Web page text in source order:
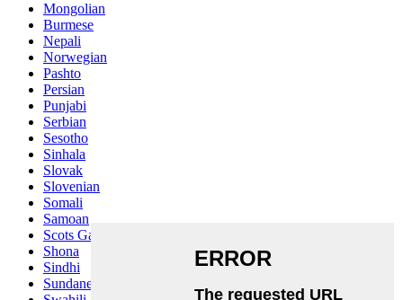
Mongolian
Burmese
Nepali
Norwegian
Pashto
Persian
Punjabi
Serbian
Sesotho
Sinhala
Slovak
Slovenian
Somali
Samoan
Scots Gaelic
Shona
Sindhi
Sundanese